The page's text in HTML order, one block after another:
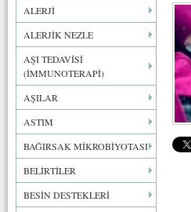
ALERJİ
ALERJİK NEZLE
AŞI TEDAVİSİ
(İMMUNOTERAPİ)
AŞILAR
ASTIM
BAĞIRSAK MİKROBİYOTASI
BELİRTİLER
BESİN DESTEKLERİ